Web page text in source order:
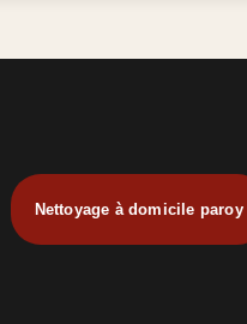
Nettoyage à domicile paroy